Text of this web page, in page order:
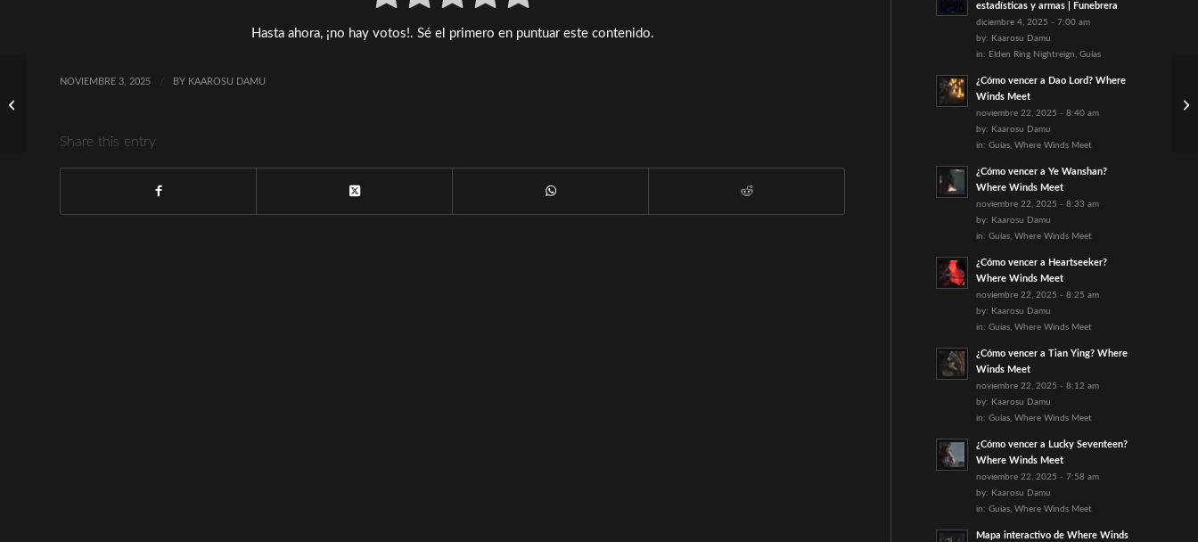
Hasta ahora, ¡no hay votos!. Sé el primero en puntuar este contenido.
NOVIEMBRE 3, 2025 / BY KAAROSU DAMU
Share this entry
estadísticas y armas | Funebrera
diciembre 4, 2025 - 7:00 am
by: Kaarosu Damu
in: Elden Ring Nightreign, Guías
¿Cómo vencer a Dao Lord? Where
Winds Meet
noviembre 22, 2025 - 8:40 am
by: Kaarosu Damu
in: Guías, Where Winds Meet
¿Cómo vencer a Ye Wanshan?
Where Winds Meet
noviembre 22, 2025 - 8:33 am
by: Kaarosu Damu
in: Guías, Where Winds Meet
¿Cómo vencer a Heartseeker?
Where Winds Meet
noviembre 22, 2025 - 8:25 am
by: Kaarosu Damu
in: Guías, Where Winds Meet
¿Cómo vencer a Tian Ying? Where
Winds Meet
noviembre 22, 2025 - 8:12 am
by: Kaarosu Damu
in: Guías, Where Winds Meet
¿Cómo vencer a Lucky Seventeen?
Where Winds Meet
noviembre 22, 2025 - 7:58 am
by: Kaarosu Damu
in: Guías, Where Winds Meet
Mapa interactivo de Where Winds
Amor y Riqueza: Nihal y